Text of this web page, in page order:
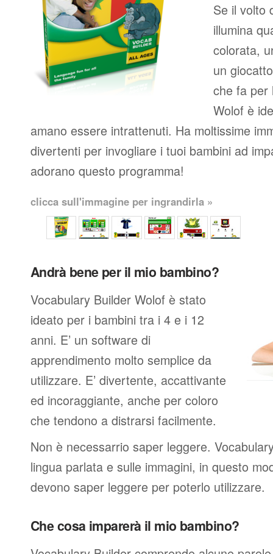
Se il volto
illumina
colorata,
un
che fa per
Wolof è
amano essere intrattenuti. Ha moltissime
divertenti per invogliare i tuoi bambini ad
adorano questo programma!
clicca sull'immagine per ingrandirla »
Andrà bene per il mio bambino?
Vocabulary Builder Wolof è stato
ideato per i bambini tra i 4 e i 12
anni. E’ un software di
apprendimento molto semplice da
utilizzare. E’ divertente, accattivante
ed incoraggiante, anche per coloro
che tendono a distrarsi facilmente.
Non è necessarrio saper leggere.
lingua parlata e sulle immagini, in questo
devono saper leggere per poterlo utilizzare.
Che cosa imparerà il mio bambino?